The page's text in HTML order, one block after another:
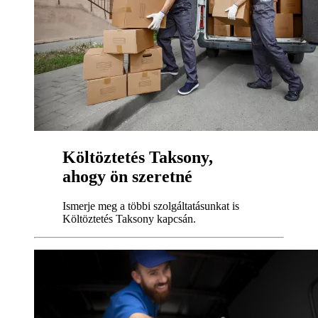
Költöztetés Taksony,
ahogy ön szeretné
Ismerje meg a többi szolgáltatásunkat is
Költöztetés Taksony kapcsán.